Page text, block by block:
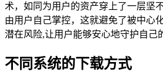
术，如同为用户的资产穿上了一层坚
由用户自己掌控，这就避免了被中心
潜在风险,让用户能够安心地守护自己
不同系统的下载方式